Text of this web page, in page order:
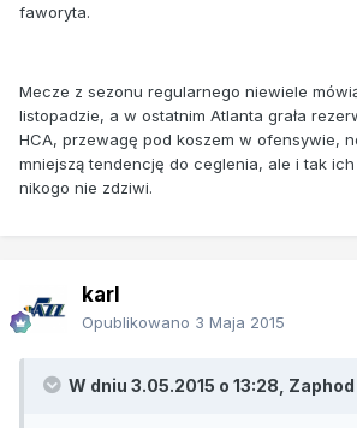
faworyta.
Mecze z sezonu regularnego niewiele
listopadzie, a w ostatnim Atlanta grała
HCA, przewagę pod koszem w ofensywie,
mniejszą tendencję do ceglenia, ale i tak
nikogo nie zdziwi.
karl
Opublikowano 3 Maja 2015
W dniu 3.05.2015 o 13:28, Zaphod